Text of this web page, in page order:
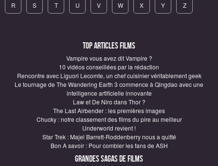
R S T U V W X Y Z
Top articles Films
Vampire vous avez dit Vampire ?
10 vidéos conseillées par la rédaction
Rencontre avec Liguori Lecomte, un chef cuisinier véritablement geek
Le tournage de The Wandering Earth 3 commence à Qingdao avec une
intelligence artificielle innovante
Law et De Niro dans Thor ?
The Last Airbender : les premières images
Chucky : notre classement des films du pire au meilleur
Underworld revient !
Star Trek : Majel Barrett-Roddenberry nous a quitté
Bon A savoir : Pour combler les fans de ASH
Grandes sagas de Films